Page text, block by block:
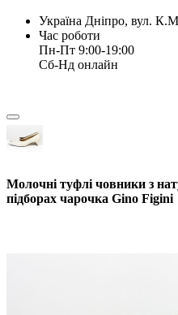
Україна Дніпро, вул.
Час роботи
Пн-Пт 9:00-19:00
Сб-Нд онлайн
Молочні туфлі човники з
підборах чарочка Gino Figini